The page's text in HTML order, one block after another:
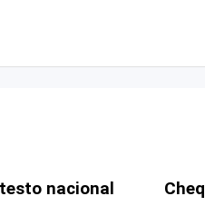
nacional